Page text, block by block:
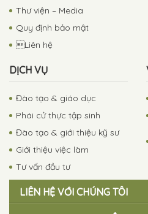
Thư viện – Media
Quy định bảo mật
Liên hệ
DỊCH VỤ
Đào tạo & giáo dục
Phái cử thực tập sinh
Đào tạo & giới thiệu kỹ sư
Giới thiệu việc làm
Tư vấn đầu tư
LIÊN HỆ VỚI CHÚNG TÔI